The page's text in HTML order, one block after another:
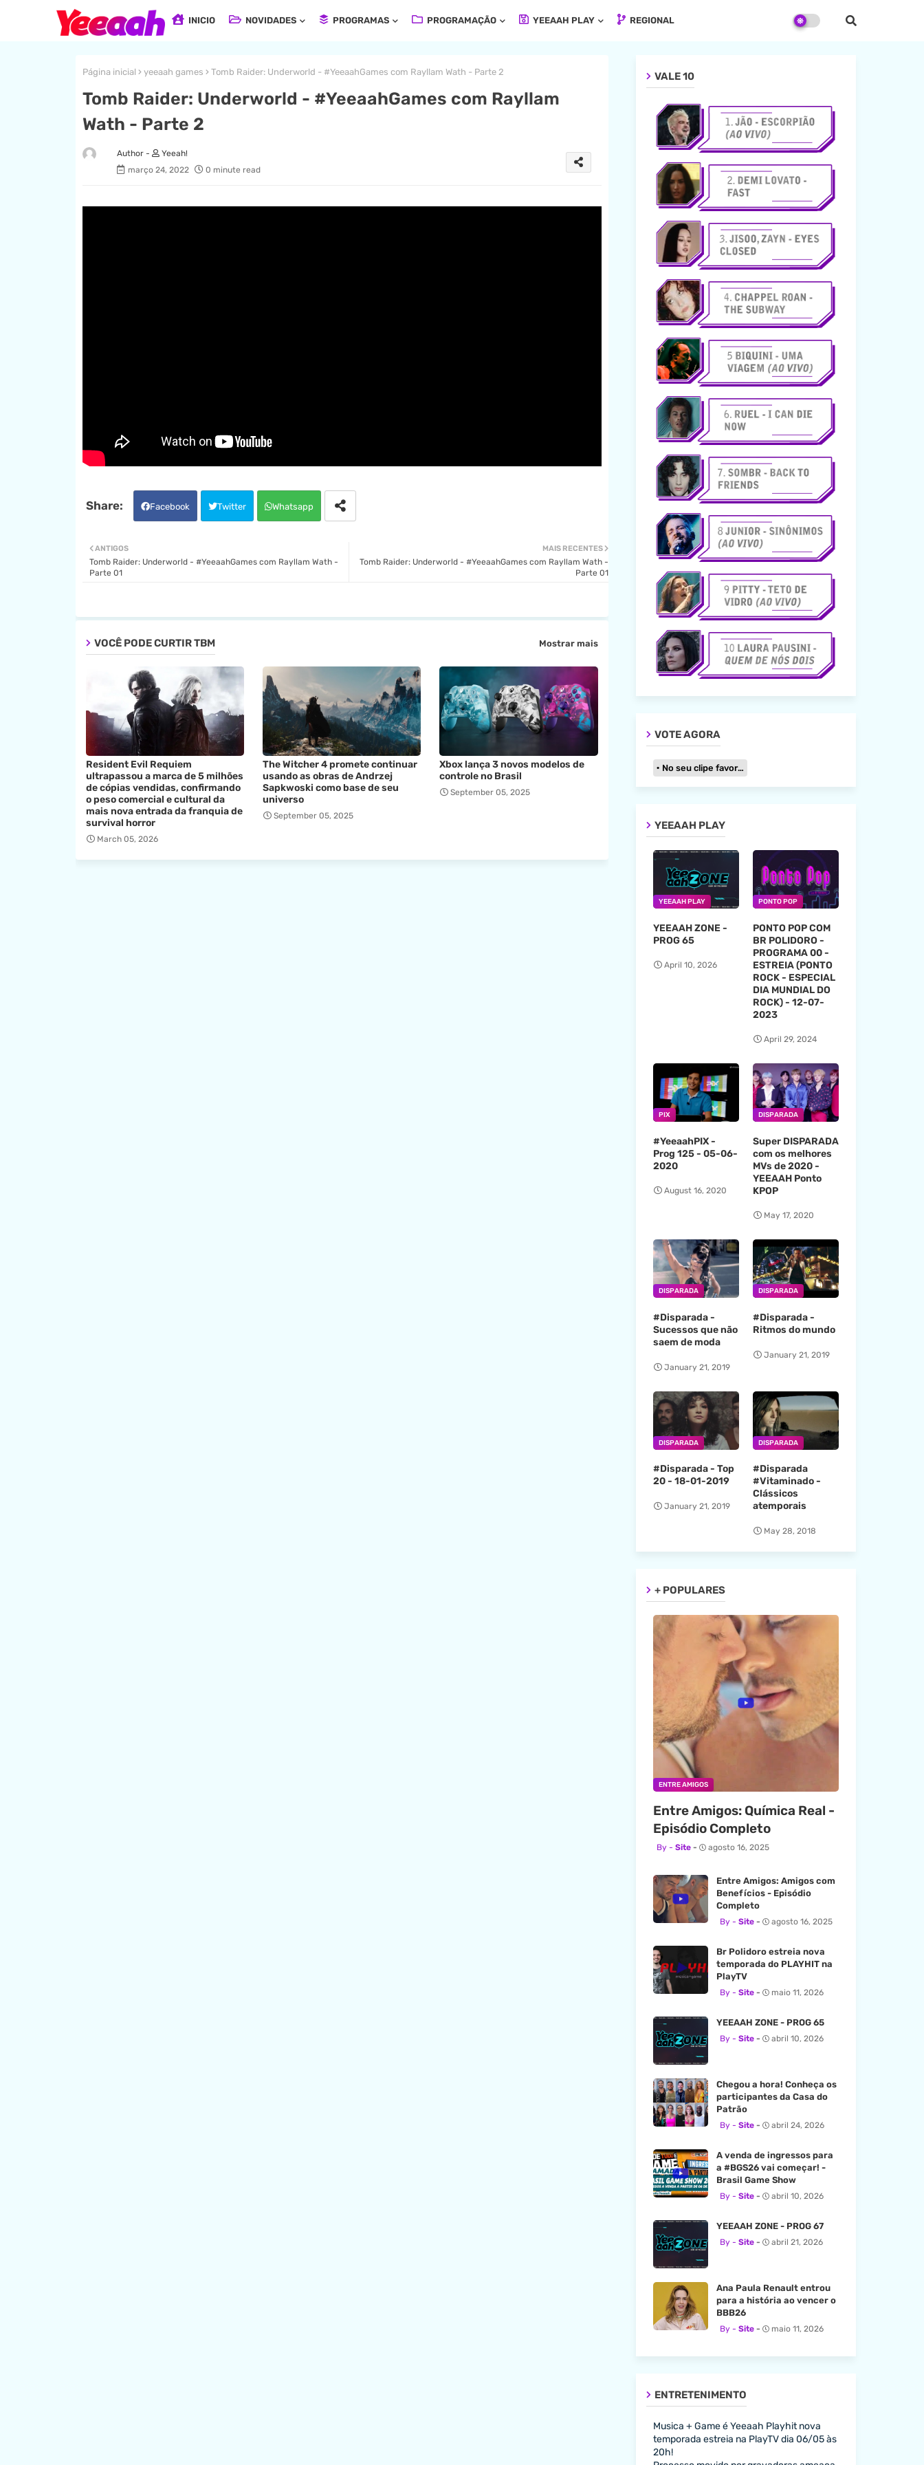
INICIO NOVIDADES PROGRAMAS PROGRAMAÇÃO YEEAAH PLAY REGIONAL
Página inicial yeeaah games Tomb Raider: Underworld - #YeeaahGames com Rayllam Wath - Parte 2
Tomb Raider: Underworld - #YeeaahGames com Rayllam
Wath - Parte 2
Yeeah!
março 24, 2022
0 minute read
Facebook Twitter Whatsapp
MAIS RECENTES
Tomb Raider: Underworld - #YeeaahGames com Rayllam Wath -
Parte 01
ANTIGOS
Tomb Raider: Underworld - #YeeaahGames com Rayllam Wath -
Parte 01
VOCÊ PODE CURTIR TBM Mostrar mais
Resident Evil Requiem
ultrapassou a marca de 5 milhões
de cópias vendidas, confirmando
o peso comercial e cultural da
mais nova entrada da franquia de
survival horror
March 05, 2026
The Witcher 4 promete continuar
usando as obras de Andrzej
Sapkwoski como base de seu
universo
September 05, 2025
Xbox lança 3 novos modelos de
controle no Brasil
September 05, 2025
VALE 10
VOTE AGORA
No seu clipe favorito
YEEAAH PLAY
YEEAAH PLAY
YEEAAH ZONE -
PROG 65
April 10, 2026
PONTO POP
PONTO POP COM
BR POLIDORO -
PROGRAMA 00 -
ESTREIA (PONTO
ROCK - ESPECIAL
DIA MUNDIAL DO
ROCK) - 12-07-
2023
April 29, 2024
PIX
#YeeaahPIX -
Prog 125 - 05-06-
2020
August 16, 2020
DISPARADA
Super DISPARADA
com os melhores
MVs de 2020 -
YEEAAH Ponto
KPOP
May 17, 2020
DISPARADA
#Disparada -
Sucessos que não
saem de moda
January 21, 2019
DISPARADA
#Disparada -
Ritmos do mundo
January 21, 2019
DISPARADA
#Disparada - Top
20 - 18-01-2019
January 21, 2019
DISPARADA
#Disparada
#Vitaminado -
Clássicos
atemporais
May 28, 2018
+ POPULARES
ENTRE AMIGOS
Entre Amigos: Química Real -
Episódio Completo
Site agosto 16, 2025
Entre Amigos: Amigos com
Benefícios - Episódio
Completo
Site agosto 16, 2025
Br Polidoro estreia nova
temporada do PLAYHIT na
PlayTV
Site maio 11, 2026
YEEAAH ZONE - PROG 65
Site abril 10, 2026
Chegou a hora! Conheça os
participantes da Casa do
Patrão
Site abril 24, 2026
A venda de ingressos para
a #BGS26 vai começar! -
Brasil Game Show
Site abril 10, 2026
YEEAAH ZONE - PROG 67
Site abril 21, 2026
Ana Paula Renault entrou
para a história ao vencer o
BBB26
Site maio 11, 2026
ENTRETENIMENTO
Musica + Game é Yeeaah Playhit nova
temporada estreia na PlayTV dia 06/05 às
20h!